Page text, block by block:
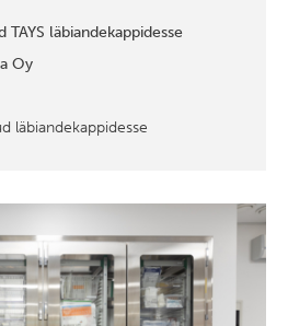
TAYS läbiandekappidesse
Oy
läbiandekappidesse